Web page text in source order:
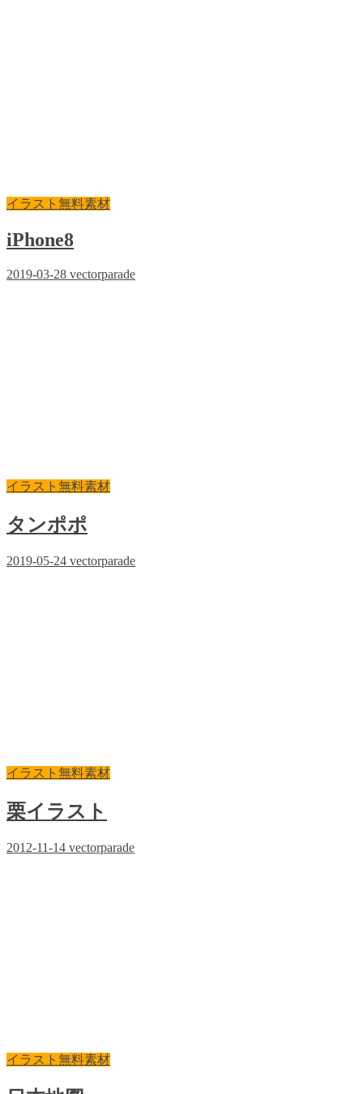
イラスト無料素材
iPhone8
2019-03-28 vectorparade
イラスト無料素材
タンポポ
2019-05-24 vectorparade
イラスト無料素材
栗イラスト
2012-11-14 vectorparade
イラスト無料素材